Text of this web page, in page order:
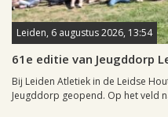
Leiden, 6 augustus 2026, 13:54
61e editie van Jeugddorp
Bij Leiden Atletiek in de Leidse
Jeugddorp geopend. Op het veld